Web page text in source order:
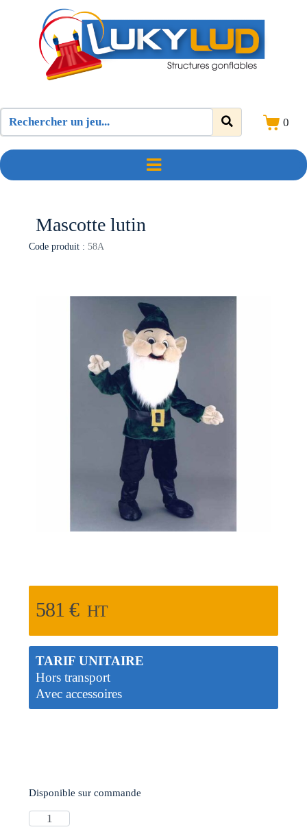
0
Mascotte lutin
Code produit : 58A
581€ HT
TARIF UNITAIRE
Hors transport
Avec accessoires
Disponible sur commande